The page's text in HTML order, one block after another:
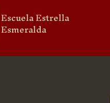
Escuela Estrella
Esmeralda